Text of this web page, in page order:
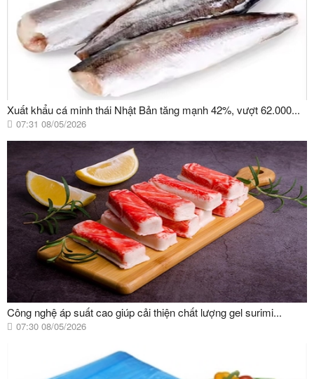
Xuất khẩu cá minh thái Nhật Bản tăng mạnh 42%, vượt 62.000...
07:31 08/05/2026
Công nghệ áp suất cao giúp cải thiện chất lượng gel surimi...
07:30 08/05/2026